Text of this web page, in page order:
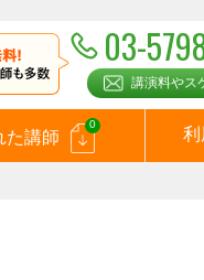
03-
講演料やス
た講師
0
利